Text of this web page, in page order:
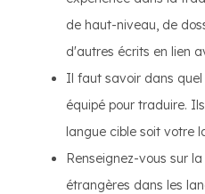
de haut-niveau, de
d'autres écrits en lien
Il faut savoir dans quel
équipé pour traduire.
langue cible soit votre
Renseignez-vous sur
étrangères dans les